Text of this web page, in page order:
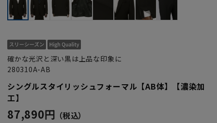
確かな光沢と深い黒は上品な印象に
280310A-AB
シングルスタイリッシュフォーマル【AB体】【濃染加
工】
87,890円